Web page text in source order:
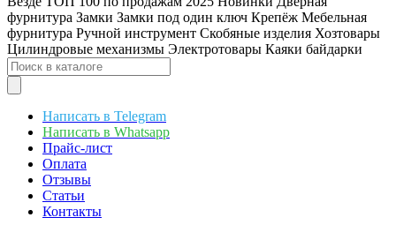
фурнитура Замки Замки под один ключ Крепёж Мебельная
фурнитура Ручной инструмент Скобяные изделия Хозтовары
Цилиндровые механизмы Электротовары Каяки байдарки
Написать в Telegram
Написать в Whatsapp
Прайс-лист
Оплата
Отзывы
Статьи
Контакты